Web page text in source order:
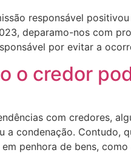
responsável
deparamo-nos com
por evitar a
o credor
com credores,
condenação. Contudo,
penhora de bens,